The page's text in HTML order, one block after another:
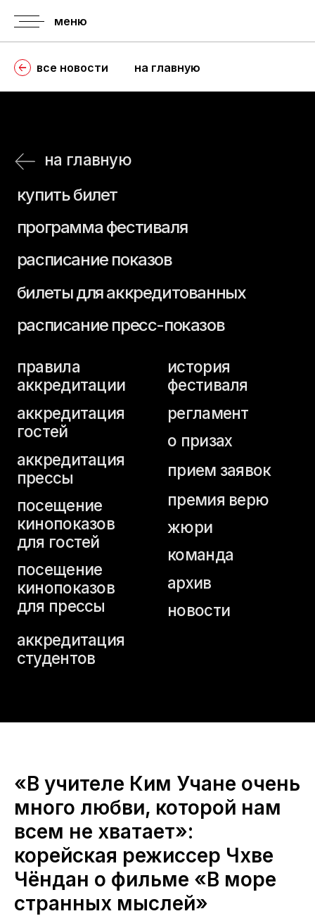
меню
на главную
все новости
аккредитация
аккредитация регламент
аккредитация
студентов
правила
билеты для аккредитованных
история
архив
посещение
кинопоказов
для гостей
посещение
кинопоказов
для прессы
расписание показов
программа фестиваля
расписание пресс-показов
прием заявок
«В учителе Ким Учане очень
много любви, которой нам
всем не хватает»:
корейская режиссер Чхве
Чёндан о фильме «В море
странных мыслей»